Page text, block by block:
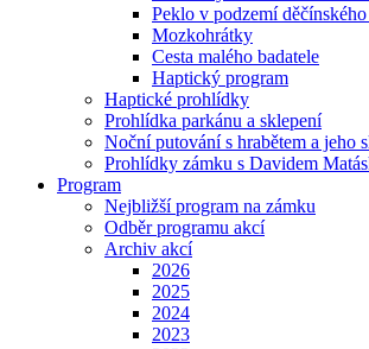
Peklo v podzemí
Mozkohrátky
Cesta malého badatele
Haptický program
Haptické prohlídky
Prohlídka parkánu a sklepení
Noční putování s hrabětem a jeho
Prohlídky zámku s Davidem
Program
Nejbližší program na zámku
Odběr programu akcí
Archiv akcí
2026
2025
2024
2023